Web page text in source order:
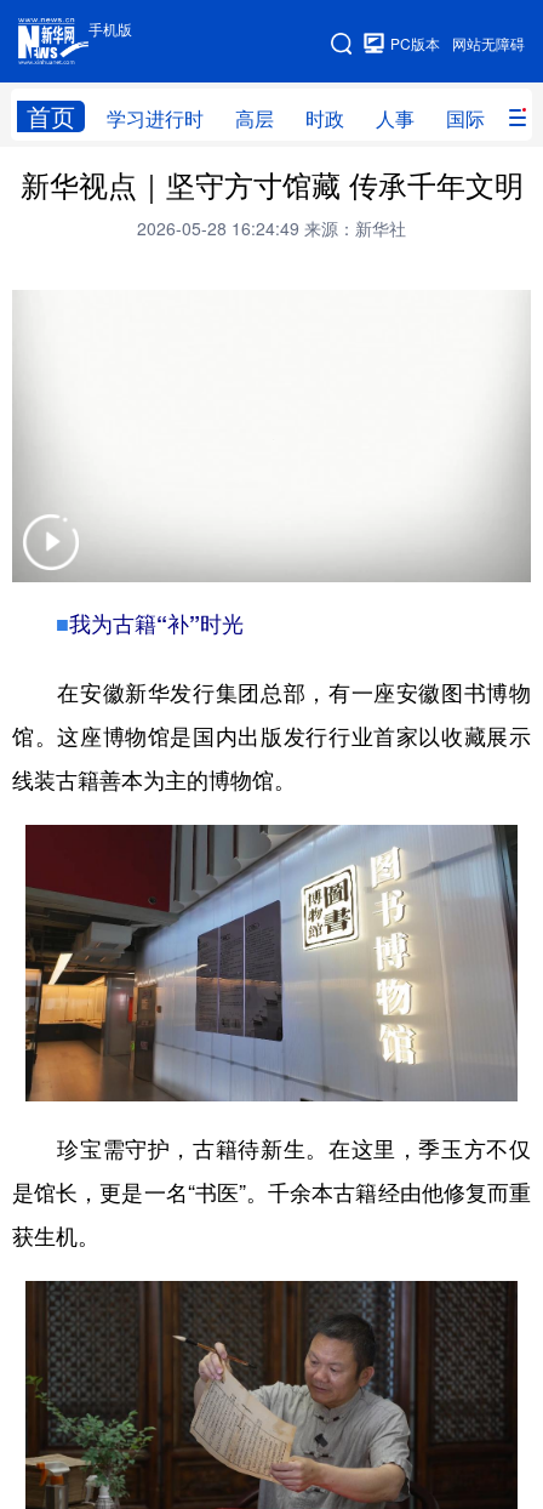
手机版
网站无障碍
PC版本
首页 学习进行时 高层 时政 人事 国际 财
手机版
网站地图
学习进行时 高层 时政 人事
财经 网评
食品
学术中国 乡村振兴 银龄 溯源中国
城市 旅游
彩票 娱乐 时尚 悦读
公益 一带一路 亚太网 上市公司
文化产业
地方频道
北京 天津 河北
辽宁 吉林 上海
浙江 安徽
山东 河南 湖北
广东 广西 海南 重庆
四川 贵州 云南 西藏
陕西
新疆 内蒙古 黑龙江
多语种频道
English Español Français عربى
Русский язык 日本語
新华视点｜坚守方寸馆藏 传承千年文明
2026-05-28 16:24:49 来源：新华社
■我为古籍“补”时光
在安徽新华发行集团总部，有一座安徽图书博物
馆。这座博物馆是国内出版发行行业首家以收藏展示
线装古籍善本为主的博物馆。
珍宝需守护，古籍待新生。在这里，季玉方不仅
是馆长，更是一名“书医”。千余本古籍经由他修复而重
获生机。